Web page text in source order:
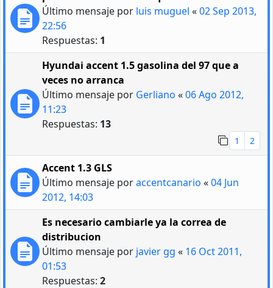
Último mensaje por luis muguel «02 Sep 2013,
22:56
Respuestas: 1
Hyundai accent 1.5 gasolina del 97 que a
veces no arranca
Último mensaje por Gerliano «06 Ago 2012,
11:23
Respuestas: 13
1 2
Accent 1.3 GLS
Último mensaje poraccentcanario «04 Jun
2012, 14:03
Es necesario cambiarle ya la correa de
distribucion
Último mensaje por javier gg « 16 Oct 2011,
01:53
Respuestas: 2